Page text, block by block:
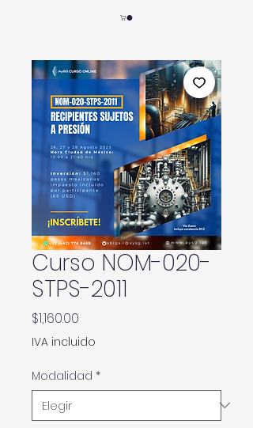
Curso NOM-020-
STPS-2011
$1,160.00
IVA incluido
Modalidad *